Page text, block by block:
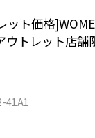
がございます。
的な視
と、実店舗で
レンズ）へ無
ット価格
ウトレット店舗
41A1